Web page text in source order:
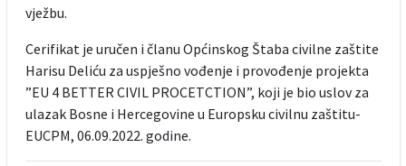
vježbu.
Cerifikat je uručen i članu Općinskog Štaba civilne zaštite
Harisu Deliću za uspješno vođenje i provođenje projekta
”EU 4 BETTER CIVIL PROCETCTION”, koji je bio uslov za
ulazak Bosne i Hercegovine u Europsku civilnu zaštitu-
EUCPM, 06.09.2022. godine.